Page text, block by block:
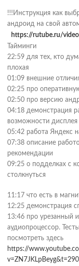
!!!Инструкция как
андроид на свой
https://rutube.ru/
Тайминги
22:59 для тех, кто
плохая
01:09 внешние
02:25 про
02:50 про версию
04:18 демонстрация
возможности дисплея
05:42 работа Яндекс
07:38 описание
рекомендации
09:25 о подделках с
столкнуться
11:17 что есть в
12:25 демонстрация
13:46 про урезанный
аудиопроцессор.
посмотреть здесь
https://